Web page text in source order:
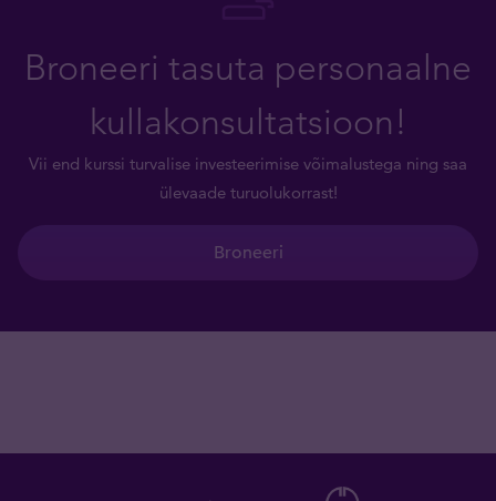
Broneeri tasuta personaalne
kullakonsultatsioon!
Vii end kurssi turvalise investeerimise võimalustega ning saa
ülevaade turuolukorrast!
Broneeri